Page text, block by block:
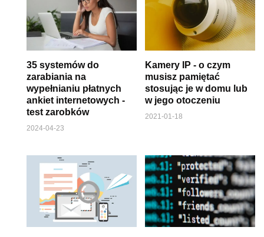
35 systemów do
zarabiania na
wypełnianiu płatnych
ankiet internetowych -
test zarobków
2024-04-23
Kamery IP - o czym
musisz pamiętać
stosując je w domu lub
w jego otoczeniu
2021-01-18